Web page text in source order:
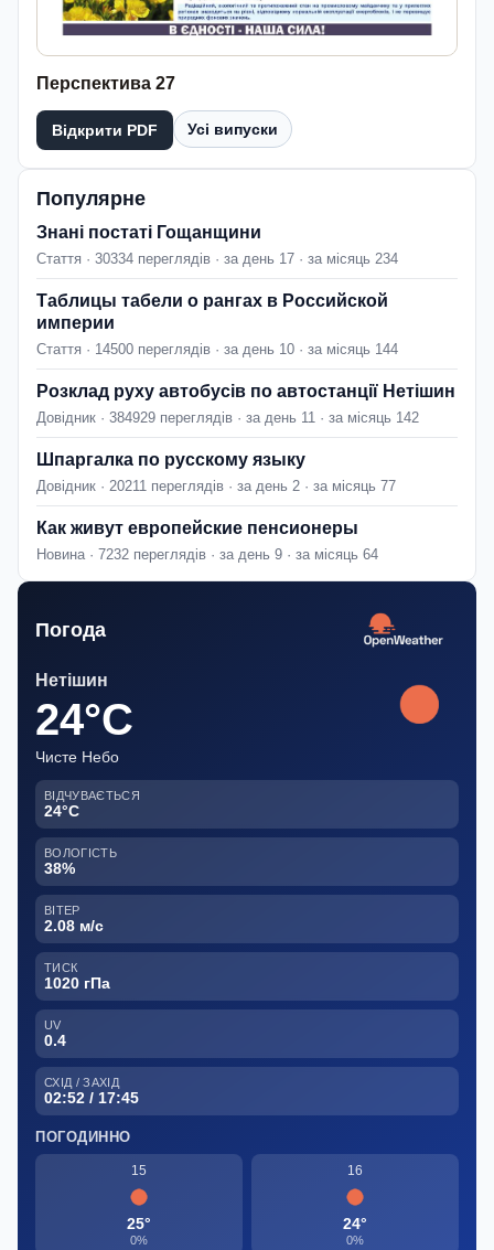
Перспектива 27
Відкрити PDF Усі випуски
Популярне
Знані постаті Гощанщини
Стаття · 30334 переглядів · за день 17 · за місяць 234
Таблицы табели о рангах в Российской
империи
Стаття · 14500 переглядів · за день 10 · за місяць 144
Розклад руху автобусів по автостанції Нетішин
Довідник · 384929 переглядів · за день 11 · за місяць 142
Шпаргалка по русскому языку
Довідник · 20211 переглядів · за день 2 · за місяць 77
Как живут европейские пенсионеры
Новина · 7232 переглядів · за день 9 · за місяць 64
Погода
Нетішин
24°C
Чисте Небо
ВІДЧУВАЄТЬСЯ
24°C
ВОЛОГІСТЬ
38%
ВІТЕР
2.08 м/с
ТИСК
1020 гПа
UV
0.4
СХІД / ЗАХІД
02:52 / 17:45
ПОГОДИННО
15
25°
0%
16
24°
0%